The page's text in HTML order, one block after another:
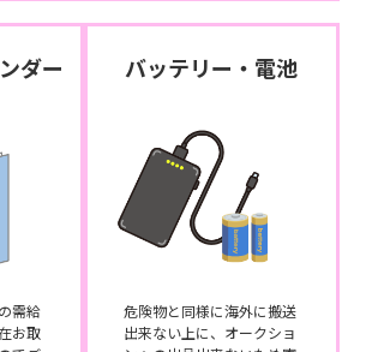
ダー
需給
お取
バッテリー・電池
危険物と同様に海外に搬送
出来ない上に、オークショ